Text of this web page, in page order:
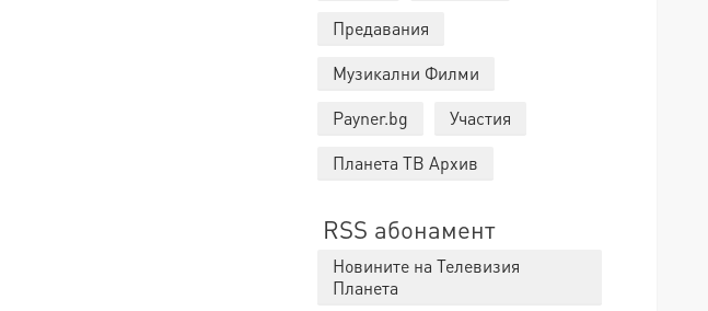
Предавания
Музикални Филми
Payner.bg
Участия
Планета ТВ Архив
RSS абонамент
Новините на Телевизия
Планета